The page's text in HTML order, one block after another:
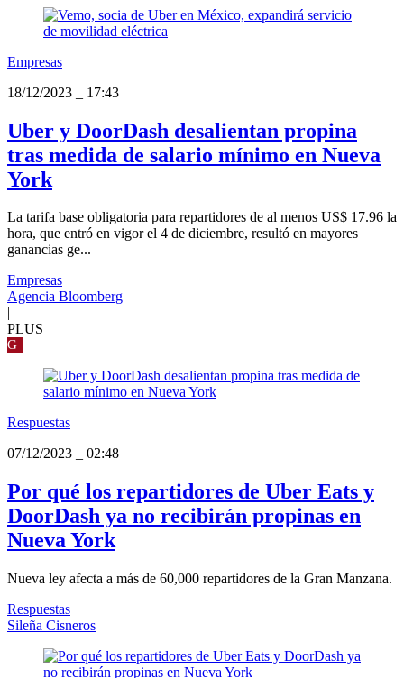
Empresas
18/12/2023
17:43
Uber y DoorDash desalientan propina
tras medida de salario mínimo en Nueva
York
La tarifa base obligatoria para repartidores de al menos US$ 17.96 la
hora, que entró en vigor el 4 de diciembre, resultó en mayores
ganancias ge...
Empresas
Agencia Bloomberg
PLUS
G
Respuestas
07/12/2023
02:48
Por qué los repartidores de Uber Eats y
DoorDash ya no recibirán propinas en
Nueva York
Nueva ley afecta a más de 60,000 repartidores de la Gran Manzana.
Respuestas
Sileña Cisneros